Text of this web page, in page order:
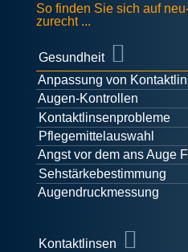
So finden Sie sich auf
zurecht ...
Gesundheit
Anpassung von
Augen-Kontrollen
Kontaktlinsenprobleme
Pflegemittelauswahl
Angst vor dem ans Auge
Sehstärkebestimmung
Augendruckmessung
Kontaktlinsen